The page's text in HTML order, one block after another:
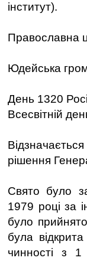
інститут).
Православна
Юдейська
День 1320
Всесвітній
рішення
Свято було
1979 році за
було
була
чинності з